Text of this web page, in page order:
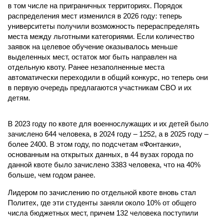
в том числе на приграничных территориях. Порядок
распределения мест изменился в 2026 году: теперь
университеты получили возможность перераспределять
места между льготными категориями. Если количество
заявок на целевое обучение оказывалось меньше
выделенных мест, остаток мог быть направлен на
отдельную квоту. Ранее незаполненные места
автоматически переходили в общий конкурс, но теперь они
в первую очередь предлагаются участникам СВО и их
детям.
В 2023 году по квоте для военнослужащих и их детей было
зачислено 644 человека, в 2024 году – 1252, а в 2025 году –
более 2400. В этом году, по подсчетам «Фонтанки»,
основанным на открытых данных, в 44 вузах города по
данной квоте было зачислено 3383 человека, что на 40%
больше, чем годом ранее.
Лидером по зачислению по отдельной квоте вновь стал
Политех, где эти студенты заняли около 10% от общего
числа бюджетных мест, причем 132 человека поступили